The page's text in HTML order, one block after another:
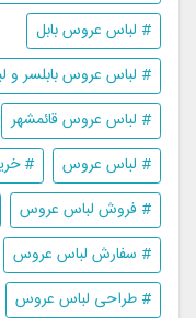
# لباس عروس بابل
# لباس عروس بابلسر
# لباس عروس قائمشهر
# لباس عروس
#
# فروش لباس عروس
# سفارش لباس عروس
# طراحی لباس عروس